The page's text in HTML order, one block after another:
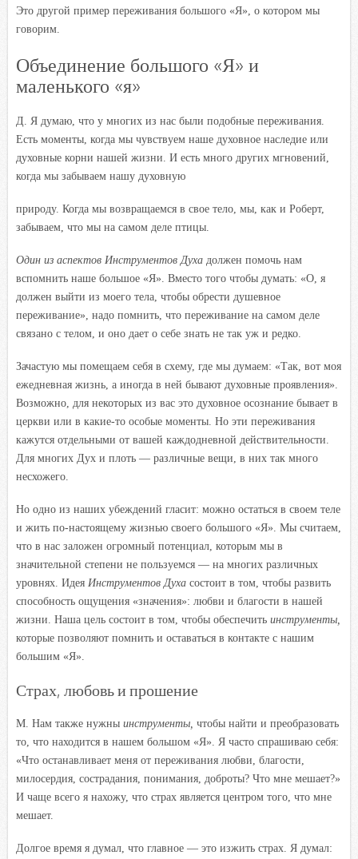
Это другой пример переживания большого «Я», о котором мы
говорим.
Объединение большого «Я» и
маленького «я»
Д. Я думаю, что у многих из нас были подобные переживания.
Есть моменты, когда мы чувствуем наше духовное наследие или
духовные корни нашей жизни. И есть много других мгновений,
когда мы забываем нашу духовную
природу. Когда мы возвращаемся в свое тело, мы, как и Роберт,
забываем, что мы на самом деле птицы.
Один из аспектов Инструментов Духа должен помочь нам
вспомнить наше большое «Я». Вместо того чтобы думать: «О, я
должен выйти из моего тела, чтобы обрести душевное
переживание», надо помнить, что переживание на самом деле
связано с телом, и оно дает о себе знать не так уж и редко.
Зачастую мы помещаем себя в схему, где мы думаем: «Так, вот моя
ежедневная жизнь, а иногда в ней бывают духовные проявления».
Возможно, для некоторых из вас это духовное осознание бывает в
церкви или в какие-то особые моменты. Но эти переживания
кажутся отдельными от вашей каждодневной действительности.
Для многих Дух и плоть — различные вещи, в них так много
несхожего.
Но одно из наших убеждений гласит: можно остаться в своем теле
и жить по-настоящему жизнью своего большого «Я». Мы считаем,
что в нас заложен огромный потенциал, которым мы в
значительной степени не пользуемся — на многих различных
уровнях. Идея Инструментов Духа состоит в том, чтобы развить
способность ощущения «значения»: любви и благости в нашей
жизни. Наша цель состоит в том, чтобы обеспечить инструменты,
которые позволяют помнить и оставаться в контакте с нашим
большим «Я».
Страх, любовь и прошение
М. Нам также нужны инструменты, чтобы найти и преобразовать
то, что находится в нашем большом «Я». Я часто спрашиваю себя:
«Что останавливает меня от переживания любви, благости,
милосердия, сострадания, понимания, доброты? Что мне мешает?»
И чаще всего я нахожу, что страх является центром того, что мне
мешает.
Долгое время я думал, что главное — это изжить страх. Я думал: